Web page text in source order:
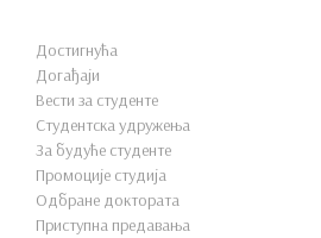
Достигнућа
Догађаји
Вести за студенте
Студентска удружења
За будуће студенте
Промоције студија
Одбране доктората
Приступна предавања